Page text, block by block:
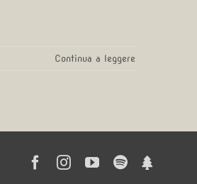
Continua a leggere
Facebook
Instagram
YouTube
Spotify